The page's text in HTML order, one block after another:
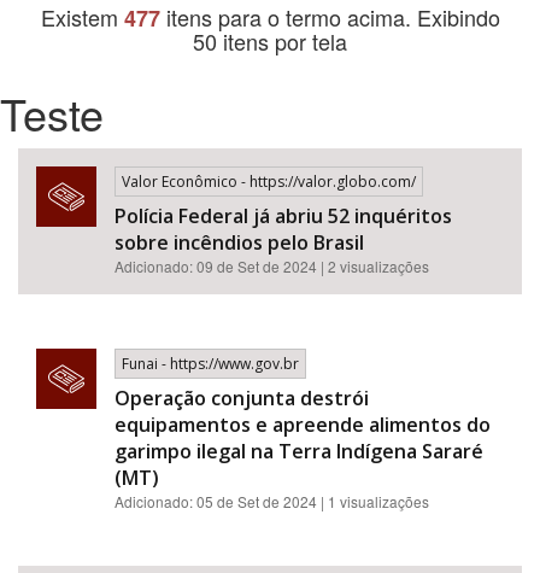
Tema
Área de Levantamento
Área Protegida
BUSCAR
Existem 477itens para o termo acima. Exibindo
50 itens por tela
Teste
Valor Econômico - https://valor.globo.com/
Polícia Federal já abriu 52 inquéritos
sobre incêndios pelo Brasil
Adicionado: 09 de Set de 2024 | 2 visualizações
Funai - https://www.gov.br
Operação conjunta destrói
equipamentos e apreende alimentos do
garimpo ilegal na Terra Indígena Sararé
(MT)
Adicionado: 05 de Set de 2024 | 1 visualizações